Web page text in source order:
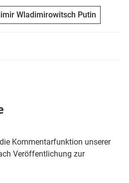
Wladimirowitsch Putin
Kommentarfunktion unserer
Veröffentlichung zur